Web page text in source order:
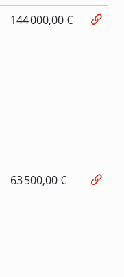
144 000,00 €
63 500,00 €